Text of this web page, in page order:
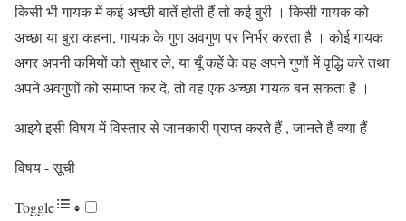
किसी भी गायक में कई अच्छी बातें होती हैं तो कई बुरी । किसी गायक को
अच्छा या बुरा कहना, गायक के गुण अवगुण पर निर्भर करता है । कोई गायक
अगर अपनी कमियों को सुधार ले, या यूँ कहें के वह अपने गुणों में वृद्धि करे तथा
अपने अवगुणों को समाप्त कर दे, तो वह एक अच्छा गायक बन सकता है ।
आइये इसी विषय में विस्तार से जानकारी प्राप्त करते हैं , जानते हैं क्या हैं –
विषय - सूची
Toggle